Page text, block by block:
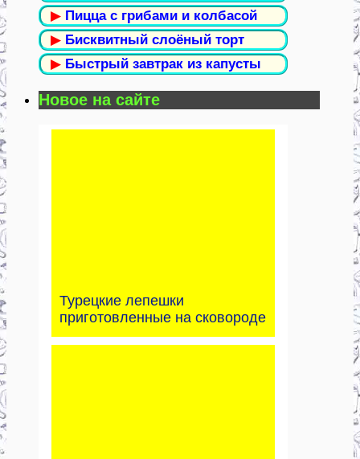
▶ Пицца с грибами и колбасой
▶ Бисквитный слоёный торт
▶ Быстрый завтрак из капусты
Новое на сайте
Турецкие лепешки
приготовленные на сковороде